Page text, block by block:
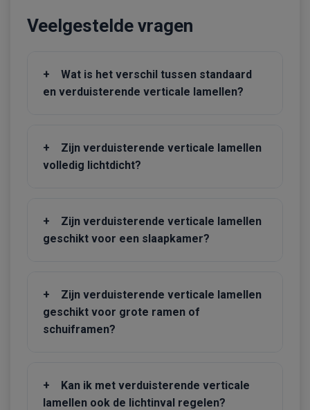
Veelgestelde vragen
+
Wat is het verschil tussen standaard
en verduisterende verticale lamellen?
+
Zijn verduisterende verticale lamellen
volledig lichtdicht?
+
Zijn verduisterende verticale lamellen
geschikt voor een slaapkamer?
+
Zijn verduisterende verticale lamellen
geschikt voor grote ramen of
schuiframen?
+
Kan ik met verduisterende verticale
lamellen ook de lichtinval regelen?